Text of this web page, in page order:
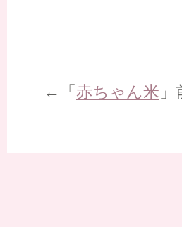
←「 赤ちゃん米